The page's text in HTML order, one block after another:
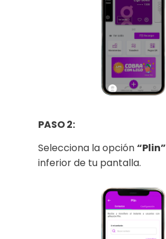
PASO 2:
Selecciona la opción“Plin”
inferior de tu pantalla.